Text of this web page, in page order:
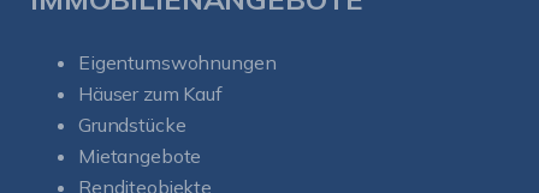
Eigentumswohnungen
Häuser zum Kauf
Grundstücke
Mietangebote
Renditeobjekte